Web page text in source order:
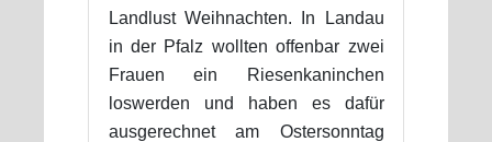
Landlust Weihnachten. In Landau
in der Pfalz wollten offenbar zwei
Frauen ein Riesenkaninchen
loswerden und haben es dafür
ausgerechnet am Ostersonntag